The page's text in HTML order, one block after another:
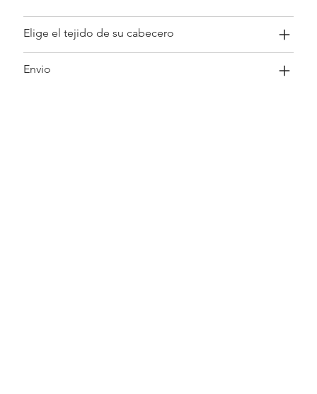
Elige el tejido de su cabecero
Envio